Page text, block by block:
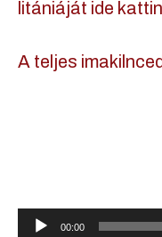
litániáját ide
A teljes
Audió00:00